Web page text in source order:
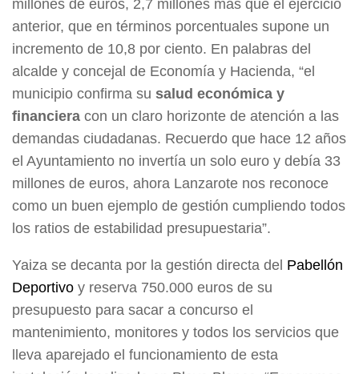
millones de euros, 2,7 millones más que el ejercicio
anterior, que en términos porcentuales supone un
incremento de 10,8 por ciento. En palabras del
alcalde y concejal de Economía y Hacienda, “el
municipio confirma su salud económica y
financiera con un claro horizonte de atención a las
demandas ciudadanas. Recuerdo que hace 12 años
el Ayuntamiento no invertía un solo euro y debía 33
millones de euros, ahora Lanzarote nos reconoce
como un buen ejemplo de gestión cumpliendo todos
los ratios de estabilidad presupuestaria”.
Yaiza se decanta por la gestión directa del Pabellón
Deportivo y reserva 750.000 euros de su
presupuesto para sacar a concurso el
mantenimiento, monitores y todos los servicios que
lleva aparejado el funcionamiento de esta